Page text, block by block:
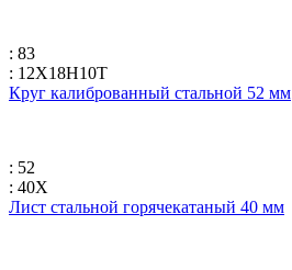
: 83
: 12Х18Н10Т
Круг калиброванный стальной 52 мм
: 52
: 40Х
Лист стальной горячекатаный 40 мм